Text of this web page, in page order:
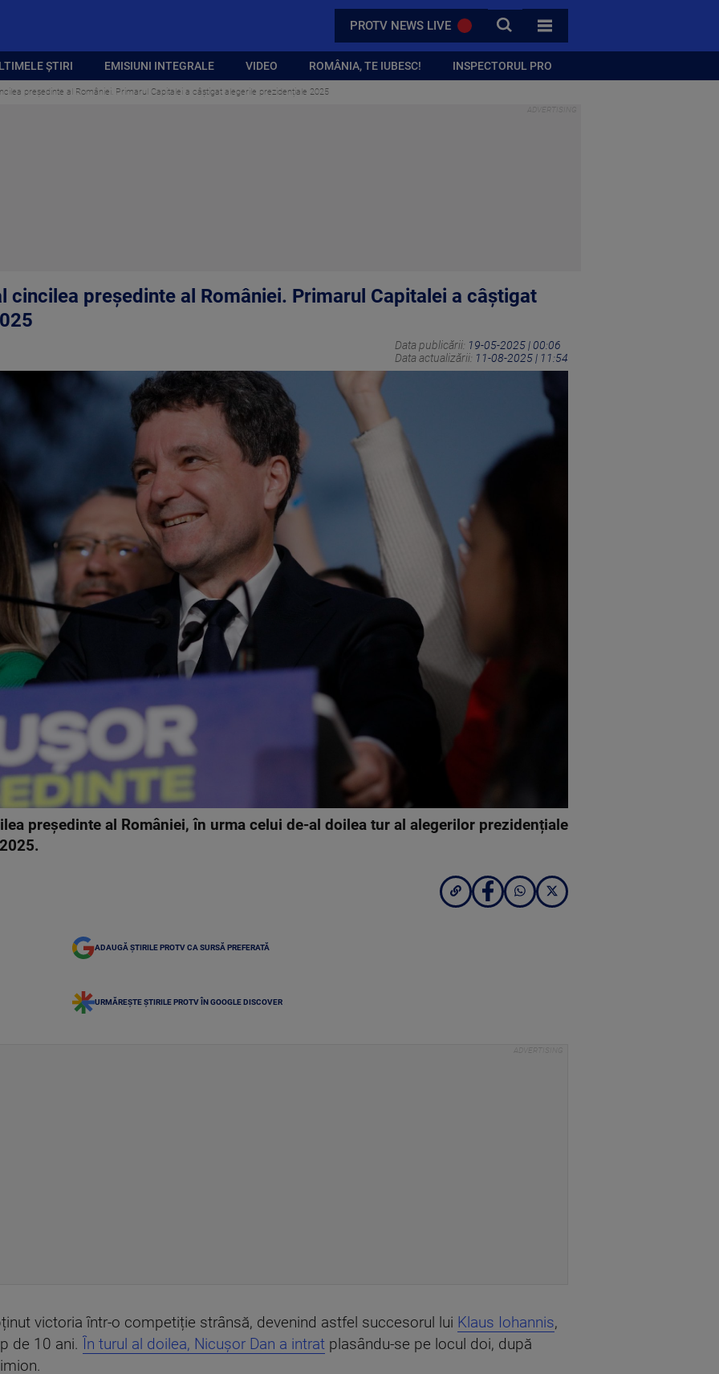
PROTV NEWS LIVE CAUTA
TOATE CATEGORIILE
ȘTIRI EMISIUNI INTEGRALE VIDEO ROMÂNIA, TE IUBESC! INSPECTORUL PRO
președinte al României. Primarul Capitalei a câștigat alegerile prezidențiale 2025
cincilea președinte al României. Primarul Capitalei a câștigat
Data publicării: 19-05-2025 | 00:06
Data actualizării: 11-08-2025 | 11:54
președinte al României, în urma celui de-al doilea tur al alegerilor prezidențiale
ADAUGĂ ȘTIRILE PROTV CA SURSĂ PREFERATĂ
URMĂREȘTE ȘTIRILE PROTV ÎN GOOGLE DISCOVER
victoria într-o competiție strânsă, devenind astfel succesorul lui Klaus Iohannis,
de 10 ani. În turul al doilea, Nicușor Dan a intrat plasându-se pe locul doi, după